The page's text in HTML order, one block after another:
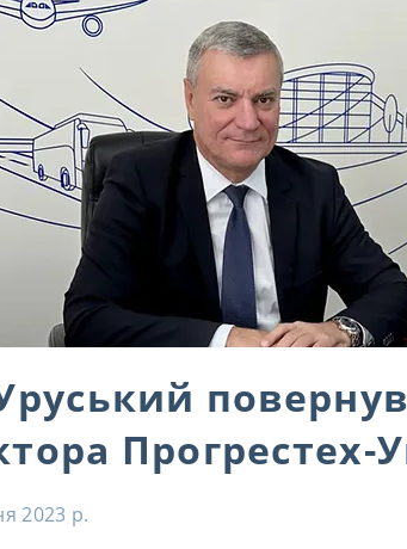
Прогрестех-
2023 р.